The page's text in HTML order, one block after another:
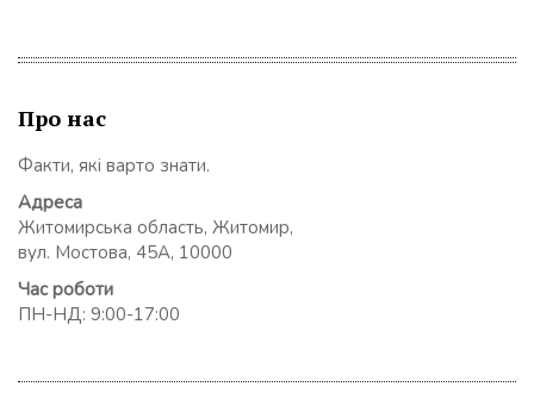
Про нас
Факти, які варто знати.
Адреса
Житомирська область, Житомир,
вул. Мостова, 45А, 10000
Час роботи
ПН-НД: 9:00-17:00